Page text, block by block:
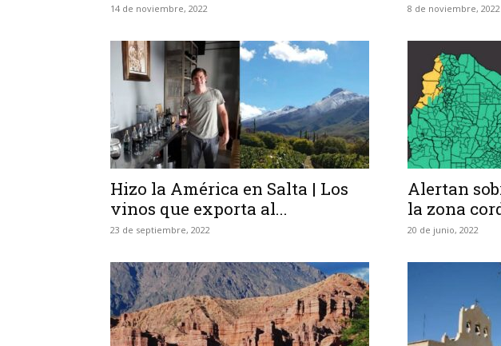
14 de noviembre, 2022 8 de noviembre, 2022
Hizo la América en Salta | Los
vinos que exporta al...
23 de septiembre, 2022
Alertan
la zona
20 de junio, 2022